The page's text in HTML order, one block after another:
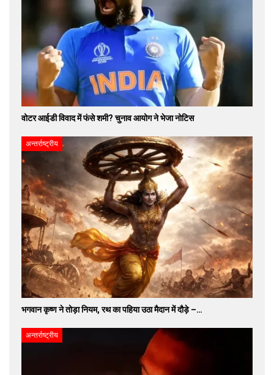
वोटर आईडी विवाद में फंसे शमी? चुनाव आयोग ने भेजा नोटिस
अन्तर्राष्ट्रीय
भगवान कृष्ण ने तोड़ा नियम, रथ का पहिया उठा मैदान में दौड़े –…
अन्तर्राष्ट्रीय